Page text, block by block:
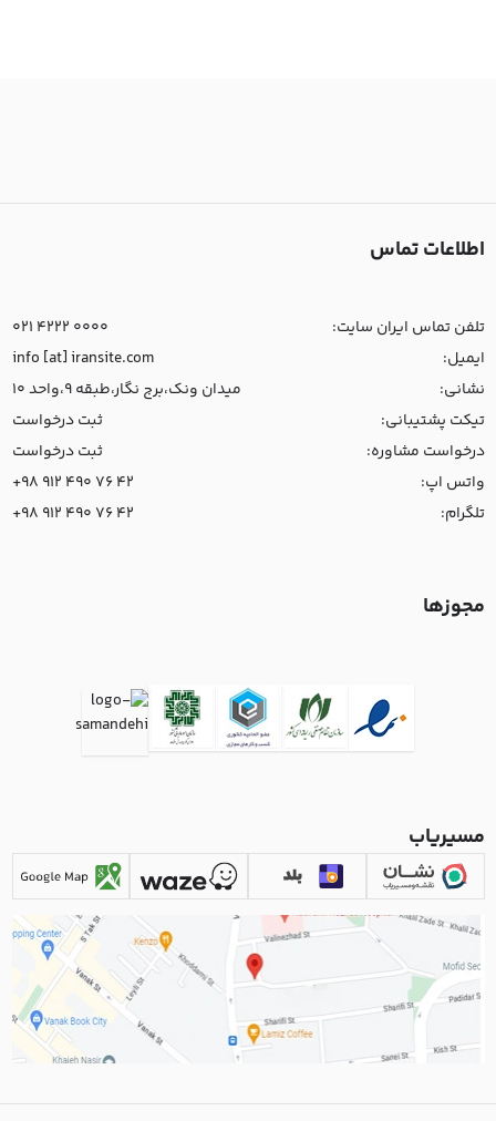
اطلاعات تماس
تلفن تماس ایران سایت:
021 4222 0000
ایمیل:
info [at] iransite.com
نشانی:
میدان ونک،برج نگار،طبقه 9،واحد 10
تیکت پشتیبانی:
ثبت درخواست
درخواست مشاوره:
ثبت درخواست
واتس اپ:
+98 912 490 76 42
تلگرام:
+98 912 490 76 42
مجوزها
مسیریاب